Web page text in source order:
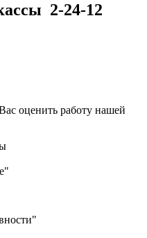
2-24-12
оценить работу нашей